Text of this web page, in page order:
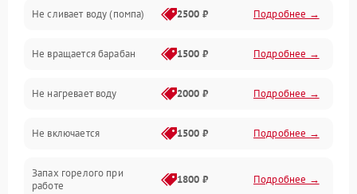
Водоснабжение
Слив
Программное обеспечение
Не сливает воду (помпа) 2500 ₽ Подробнее →
Не вращается барабан 1500 ₽ Подробнее →
Не нагревает воду 2000 ₽ Подробнее →
Не включается 1500 ₽ Подробнее →
Запах горелого при
работе
1800 ₽ Подробнее →